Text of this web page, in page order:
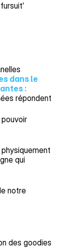
dans le
:
répondent
qui
notre
des goodies